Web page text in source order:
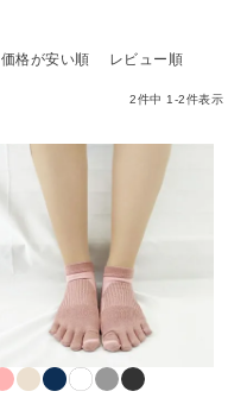
価格が安い順 レビュー順
2件中 1 -2件表示